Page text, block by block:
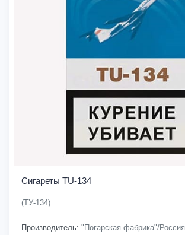
Сигареты TU-134
(ТУ-134)
Производитель: "Погарская фабрика"/Россия